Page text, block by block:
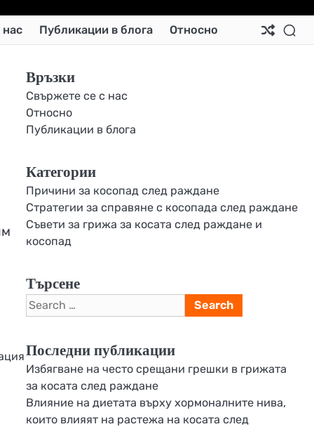
Публикации в блога Относно
Връзки
Свържете се с нас
Относно
Публикации в блога
Категории
Причини за косопад след раждане
Стратегии за справяне с косопада след раждане
Съвети за грижа за косата след раждане и
косопад
Търсене
Search
for:
Последни публикации
Избягване на често срещани грешки в грижата
за косата след раждане
Влияние на диетата върху хормоналните нива,
които влияят на растежа на косата след